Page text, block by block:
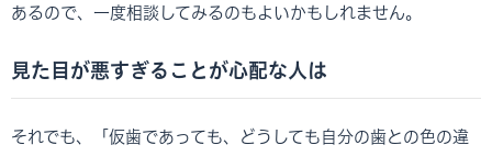
あるので、一度相談してみるのもよいかもしれません。
見た目が悪すぎることが心配な人は
それでも、「仮歯であっても、どうしても自分の歯との色の違